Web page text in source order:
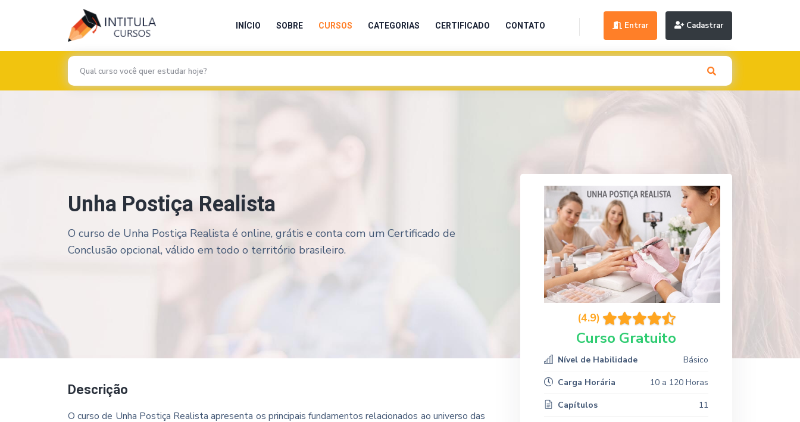
INÍCIO SOBRE CURSOS CATEGORIAS CERTIFICADO CONTATO Entrar Cadastrar
Unha Postiça Realista
O curso de Unha Postiça Realista é online, grátis e conta com um Certificado de
Conclusão opcional, válido em todo o território brasileiro.
Descrição
O curso de Unha Postiça Realista apresenta os principais fundamentos relacionados ao universo das
(4.9)
Curso Gratuito
Nível de Habilidade
Básico
Carga Horária
10 a 120 Horas
Capítulos
11